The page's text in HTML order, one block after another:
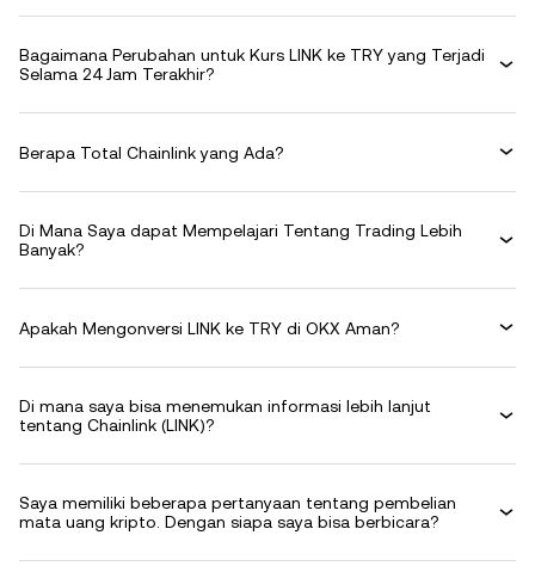
Bagaimana Perubahan untuk Kurs LINK ke TRY yang Terjadi
Selama 24 Jam Terakhir?
Berapa Total Chainlink yang Ada?
Di Mana Saya dapat Mempelajari Tentang Trading Lebih
Banyak?
Apakah Mengonversi LINK ke TRY di OKX Aman?
Di mana saya bisa menemukan informasi lebih lanjut
tentang Chainlink (LINK)?
Saya memiliki beberapa pertanyaan tentang pembelian
mata uang kripto. Dengan siapa saya bisa berbicara?